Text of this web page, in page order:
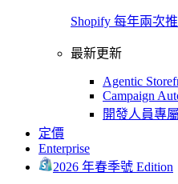
Shopify 每年兩次
最新更新
Agentic
Campaign
開發人員專
定價
Enterprise
2026 年春季號 Edition